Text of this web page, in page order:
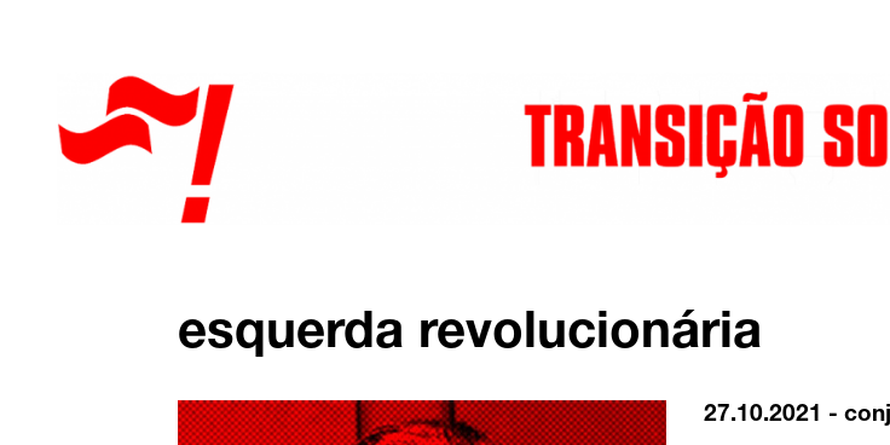
esquerda revolucionária
27.10.2021 -